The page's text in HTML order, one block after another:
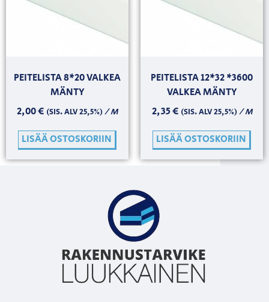
PEITELISTA 8*20 VALKEA
MÄNTY
2,00€ (SIS. ALV 25,5%)/ M
LISÄÄ OSTOSKORIIN
PEITELISTA 12*32 *3600
VALKEA MÄNTY
2,35€ (SIS. ALV 25,5%)/ M
LISÄÄ OSTOSKORIIN